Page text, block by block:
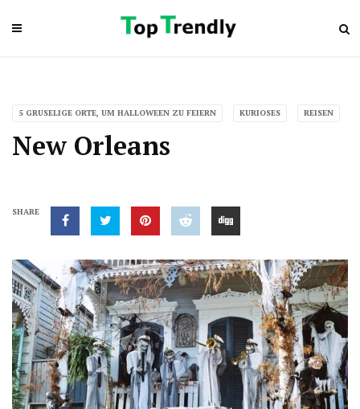
5 GRUSELIGE ORTE, UM HALLOWEEN ZU FEIERN KURIOSES REISEN
New Orleans
SHARE